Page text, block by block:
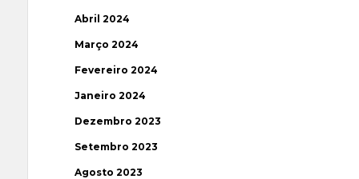
Abril 2024
Março 2024
Fevereiro 2024
Janeiro 2024
Dezembro 2023
Setembro 2023
Agosto 2023